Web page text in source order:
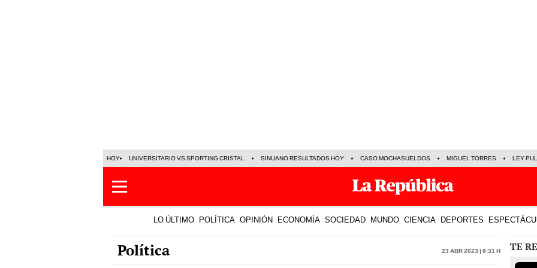
HOY UNIVERSITARIO VS SPORTING CRISTAL SINUANO RESULTADOS HOY CASO MOCHASUELDOS MIGUEL TORRES LEY
LO ÚLTIMO POLÍTICA OPINIÓN ECONOMÍA SOCIEDAD MUNDO CIENCIA DEPORTES
Política 23 Abr 2023 | 8:31 h TE